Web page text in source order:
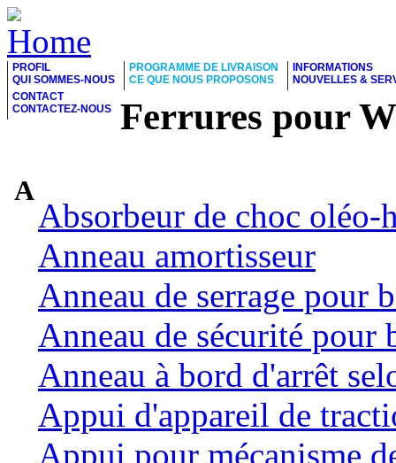
PROFIL
QUI SOMMES-NOUS
PROGRAMME DE LIVRAISON
CE QUE NOUS PROPOSONS
INFORMATIONS
NOUVELLES &
CONTACT
CONTACTEZ-NOUS
Ferrures pour
A
Absorbeur de choc oléo-
Anneau amortisseur
Anneau de serrage pour
Anneau de sécurité pour
Anneau à bord d'arrêt
Appui d'appareil de
Appui pour mécanisme